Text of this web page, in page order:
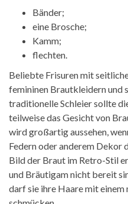
Bänder;
eine Brosche;
Kamm;
flechten.
Beliebte Frisuren mit
femininen Brautkleidern und
traditionelle Schleier sollte
teilweise das Gesicht von
wird großartig aussehen,
Federn oder anderem Dekor
Bild der Braut im Retro-Stil
und Bräutigam nicht bereit
darf sie ihre Haare mit